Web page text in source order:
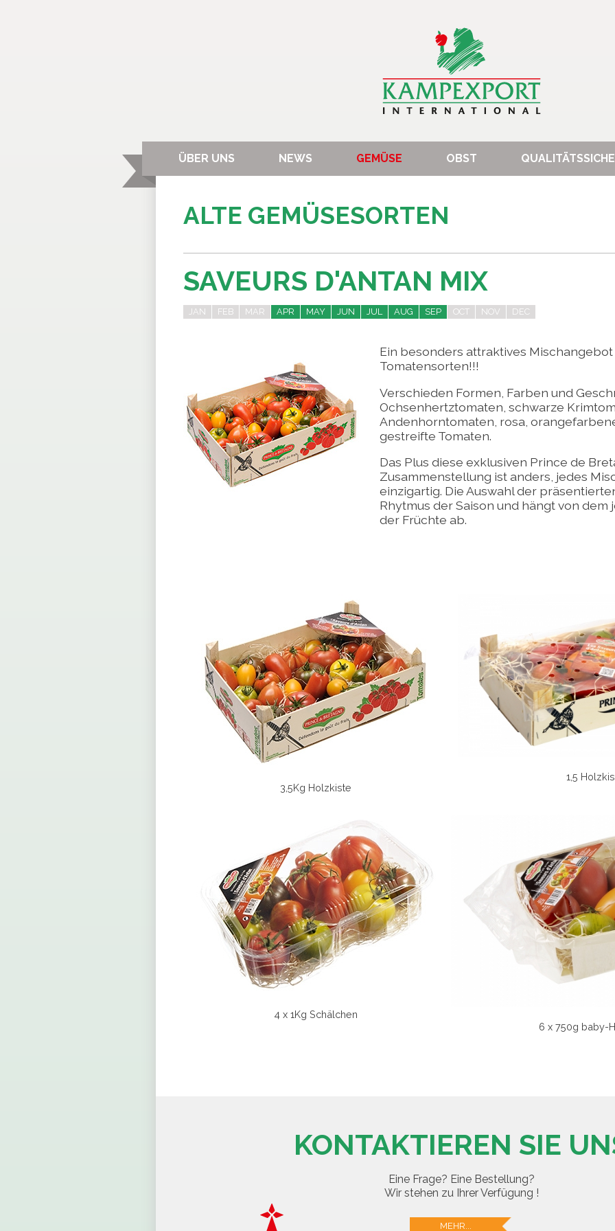
ÜBER UNS NEWS GEMÜSE OBST
ALTE GEMÜSESORTEN
SAVEURS D'ANTAN MIX
JAN FEB MAR APR MAY JUN JUL AUG SEP OCT NOV DEC
Ein besonders attraktives Mischangebot
Tomatensorten!!!
Verschieden Formen, Farben und
Ochsenhertztomaten, schwarze
Andenhorntomaten, rosa,
gestreifte Tomaten.
Das Plus diese exklusiven Prince de
Zusammenstellung ist anders, jedes
einzigartig. Die Auswahl der
Rhytmus der Saison und hängt von
der Früchte ab.
3,5Kg Holzkiste
1,5
4 x 1Kg Schälchen
6 x 750g baby-
KONTAKTIEREN SIE
Eine Frage? Eine Bestellung?
Wir stehen zu Ihrer Verfügung !
MEHR...